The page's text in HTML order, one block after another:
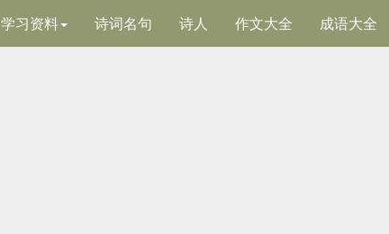
学习资料 诗词名句 诗人 作文大全 成语大全